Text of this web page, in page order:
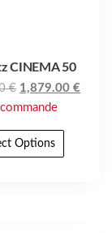
CINEMA 50
€ 1,879.00€
Options